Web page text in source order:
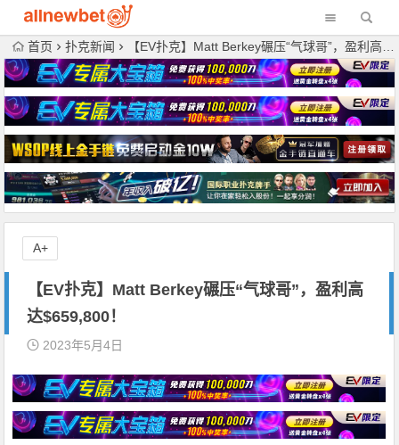
首页 扑克新闻 【EV扑克】Matt Berkey碾压“气球哥”，盈利高达$659,800！
【EV扑克】Matt Berkey碾压“气球哥”，盈利高
达$659,800！
2023年5月4日
A+